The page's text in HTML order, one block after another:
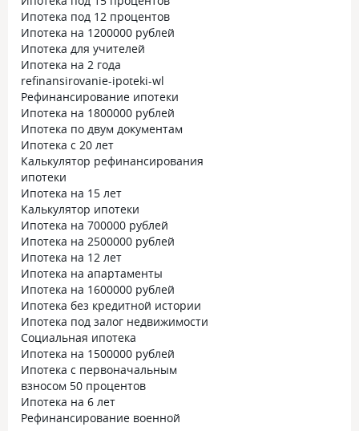
Ипотека под 12 процентов
Ипотека на 1200000 рублей
Ипотека для учителей
Ипотека на 2 года
refinansirovanie-ipoteki-wl
Рефинансирование ипотеки
Ипотека на 1800000 рублей
Ипотека по двум документам
Ипотека с 20 лет
Калькулятор рефинансирования
ипотеки
Ипотека на 15 лет
Калькулятор ипотеки
Ипотека на 700000 рублей
Ипотека на 2500000 рублей
Ипотека на 12 лет
Ипотека на апартаменты
Ипотека на 1600000 рублей
Ипотека без кредитной истории
Ипотека под залог недвижимости
Социальная ипотека
Ипотека на 1500000 рублей
Ипотека с первоначальным
взносом 50 процентов
Ипотека на 6 лет
Рефинансирование военной